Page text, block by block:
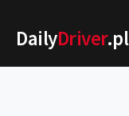
DailyDriver.pl